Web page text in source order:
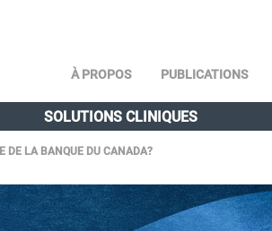
À PROPOS PUBLICATIONS
SOLUTIONS CLINIQUES
DE LA BANQUE DU CANADA?